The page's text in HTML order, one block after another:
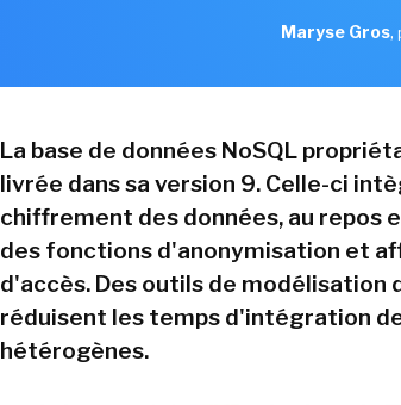
Maryse Gros,
La base de données NoSQL
livrée dans sa version 9. Celle-ci
chiffrement des données, au repos
des fonctions d'anonymisation et
d'accès. Des outils de
réduisent les temps d'intégration
hétérogènes.